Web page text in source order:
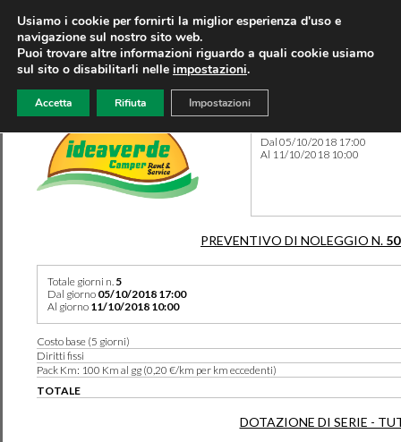
Dal 05/10/2018 17:00
Al 11/10/2018 10:00
PREVENTIVO DI NOLEGGIO N.
Totale giorni n. 5
Dal giorno 05/10/2018 17:00
Al giorno 11/10/2018 10:00
Costo base (5 giorni)
Diritti fissi
Pack Km: 100 Km al gg (0,20 €/km per km eccedenti)
TOTALE
DOTAZIONE DI SERIE -
Usiamo i cookie per fornirti la miglior esperienza d'uso e
navigazione sul nostro sito web.
Puoi trovare altre informazioni riguardo a quali cookie usiamo
sul sito o disabilitarli nelle impostazioni.
Accetta Rifiuta Impostazioni